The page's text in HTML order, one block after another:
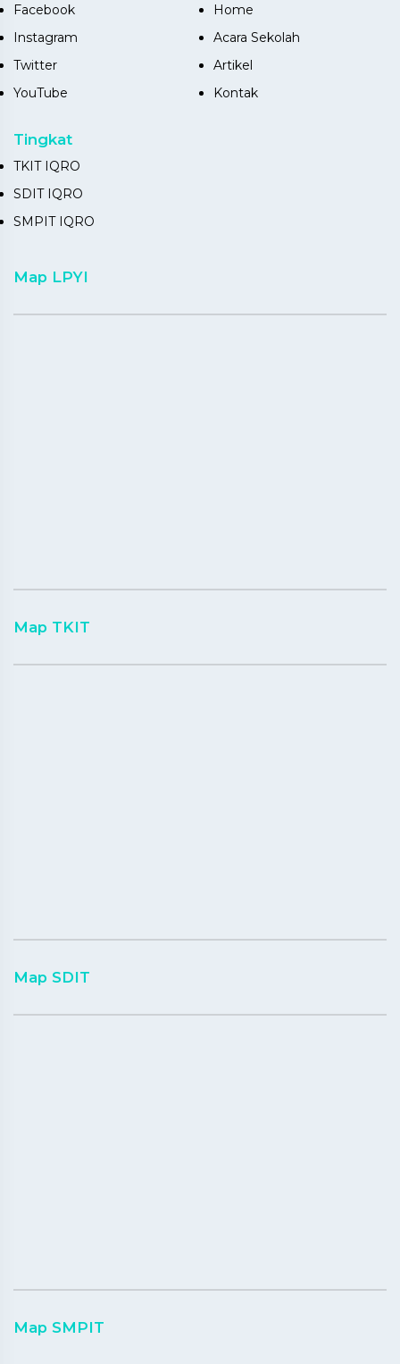
Facebook
Instagram
Twitter
YouTube
Home
Acara Sekolah
Artikel
Kontak
Tingkat
TKIT IQRO
SDIT IQRO
SMPIT IQRO
Map LPYI
Map TKIT
Map SDIT
Map SMPIT